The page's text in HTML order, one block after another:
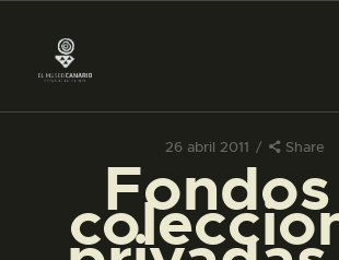
26 abril 2011 Share
PREPARAR LA VISITA
ACTIVIDADES